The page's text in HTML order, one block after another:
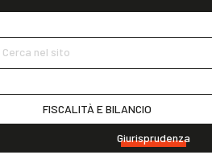
Cerca nel sito
FISCALITÀ E BILANCIO
Giurisprudenza